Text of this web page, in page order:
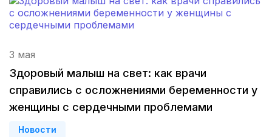
3 мая
Здоровый малыш на свет: как врачи
справились с осложнениями беременности у
женщины с сердечными проблемами
Новости
Курган(3 роддома)
Тамбов (3 роддома)
Архангельск (3 роддома)
Севастополь